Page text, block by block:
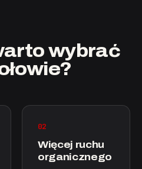
wybrać
02
Więcej ruchu
organicznego